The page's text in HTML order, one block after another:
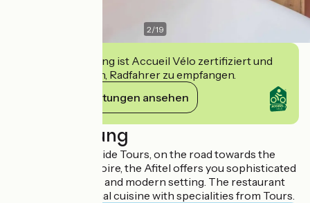
2/19
Diese Einrichtung ist Accueil Vélo zertifiziert und
verpflichtet sich, Radfahrer zu empfangen.
Ihre Verpflichtungen ansehen
Beschreibung
Situated 5km outside Tours, on the road towards the
Châteaux of the Loire, the Afitel offers you sophisticated
stays in a peaceful and modern setting. The restaurant
can offer traditional cuisine with specialities from Tours.